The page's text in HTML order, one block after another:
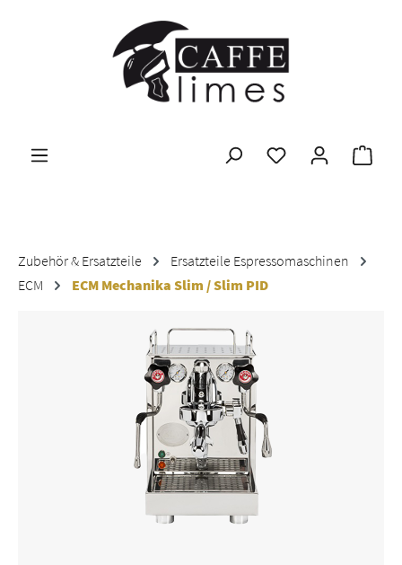
Zum Hauptinhalt springen
Zubehör & Ersatzteile
Ersatzteile Espressomaschinen
ECM
ECM Mechanika Slim / Slim PID